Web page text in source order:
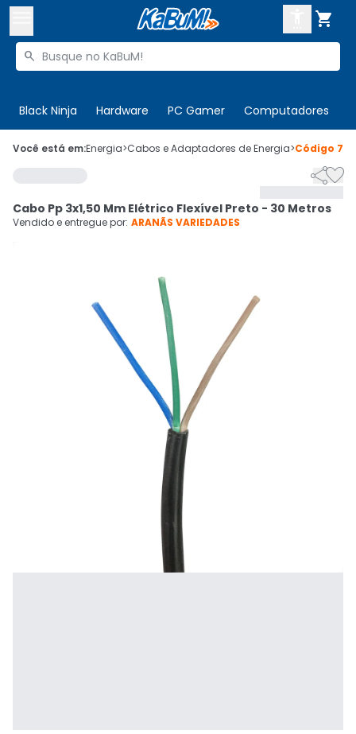

Buscar produtos

Black Ninja Hardware PC Gamer Computadores
 Olá. Acesse sua conta
Cupons
Ativar tradutor em libras
CADASTRE-SE
Você está em:Energia>Cabos e Adaptadores de Energia>Código

Cabo Pp 3x1,50 Mm Elétrico Flexível Preto - 30 Metros
Vendido e entregue por: ARANÃS VARIEDADES